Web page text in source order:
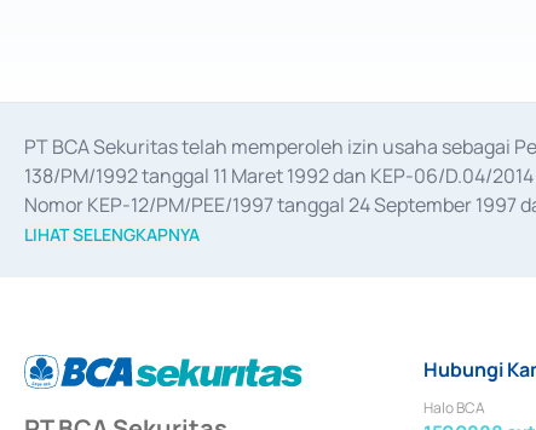
PT BCA Sekuritas telah memperoleh izin usaha sebagai
138/PM/1992 tanggal 11 Maret 1992 dan KEP-06/D.04/
Nomor KEP-12/PM/PEE/1997 tanggal 24 September
merger, akuisisi, divestasi, dan
LIHAT SELENGKAPNYA
Hubungi
Halo BCA